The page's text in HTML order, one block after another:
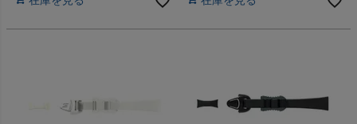
アウトレットセール